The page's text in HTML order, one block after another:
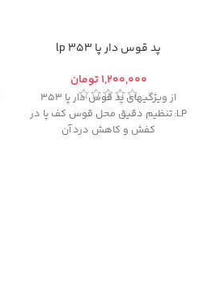
پد قوس دار پا 353 lp
تومان
از ویژگیهای پد قوس دار پا 353
LP: تنظیم دقیق محل قوس کف پا در
کفش و کاهش درد آن